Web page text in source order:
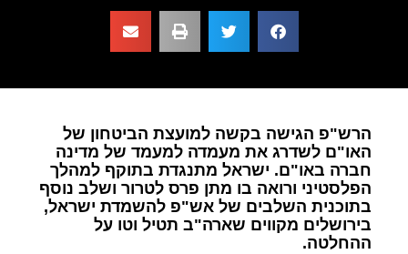
הרש"פ הגישה בקשה למועצת הביטחון של
האו"ם לשדרג את מעמדה למעמד של מדינה
חברה באו"ם. ישראל מתנגדת בתוקף למהלך
הפלסטיני ורואה בו מתן פרס לטרור ושלב נוסף
בתוכנית השלבים של אש"פ להשמדת ישראל,
בירושלים מקווים שארה"ב תטיל וטו על
ההחלטה.